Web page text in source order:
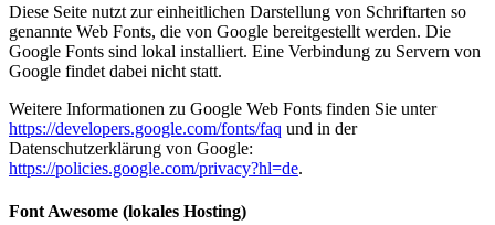
Diese Seite nutzt zur einheitlichen Darstellung von Schriftarten so
genannte Web Fonts, die von Google bereitgestellt werden. Die
Google Fonts sind lokal installiert. Eine Verbindung zu Servern von
Google findet dabei nicht statt.
Weitere Informationen zu Google Web Fonts finden Sie unter
https://developers.google.com/fonts/faq und in der
Datenschutzerklärung von Google:
https://policies.google.com/privacy?hl=de.
Font Awesome (lokales Hosting)